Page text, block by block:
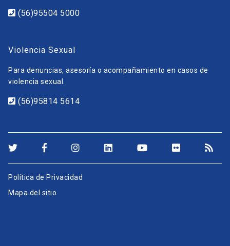
(56)95504 5000
Violencia Sexual
Para denuncias, asesoría o acompañamiento en casos de
violencia sexual.
(56)95814 5614
Política de Privacidad
Mapa del sitio